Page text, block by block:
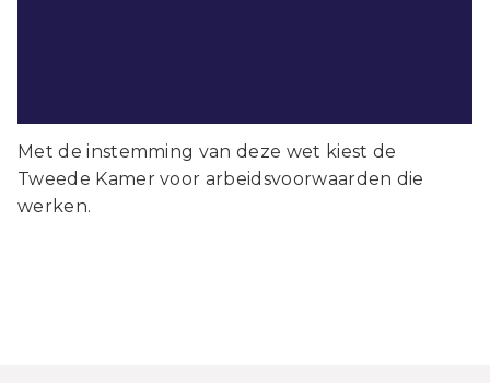
Met de instemming van deze wet kiest de
Tweede Kamer voor arbeidsvoorwaarden die
werken.